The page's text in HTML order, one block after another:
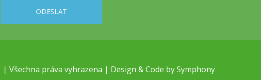
ODESLAT
| Všechna práva vyhrazena | Design & Code bySymphony